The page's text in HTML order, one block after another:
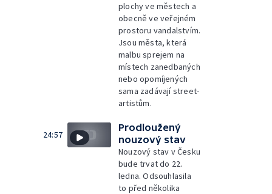
plochy ve městech a
obecně ve veřejném
prostoru vandalstvím.
Jsou města, která
malbu sprejem na
místech zanedbaných
nebo opomíjených
sama zadávají street-
artistům.
24:57
Prodloužený
nouzový stav
Nouzový stav v Česku
bude trvat do 22.
ledna. Odsouhlasila
to před několika